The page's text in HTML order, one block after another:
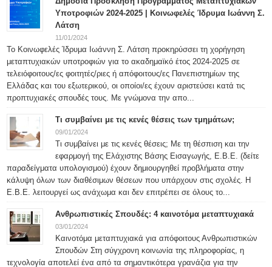
Υποτροφιών 2024-2025 | Κοινωφελές Ίδρυμα Ιωάννη Σ.
Λάτση
11/01/2024
Το Κοινωφελές Ίδρυμα Ιωάννη Σ. Λάτση προκηρύσσει τη χορήγηση
μεταπτυχιακών υποτροφιών για το ακαδημαϊκό έτος 2024-2025 σε
τελειόφοιτους/ες φοιτητές/ριες ή απόφοιτους/ες Πανεπιστημίων της
Ελλάδας και του εξωτερικού, οι οποίοι/ες έχουν αριστεύσει κατά τις
προπτυχιακές σπουδές τους. Με γνώμονα την απο...
Τι συμβαίνει με τις κενές θέσεις των τμημάτων;
09/01/2024
Τι συμβαίνει με τις κενές θέσεις; Με τη θέσπιση και την
εφαρμογή της Ελάχιστης Βάσης Εισαγωγής, Ε.Β.Ε. (δείτε
παραδείγματα υπολογισμού) έχουν δημιουργηθεί προβλήματα στην
κάλυψη όλων των διαθέσιμων θέσεων που υπάρχουν στις σχολές. Η
Ε.Β.Ε. λειτουργεί ως ανάχωμα και δεν επιτρέπει σε όλους το...
Ανθρωπιστικές Σπουδές: 4 καινοτόμα μεταπτυχιακά
03/01/2024
Καινοτόμα μεταπτυχιακά για απόφοιτους Ανθρωπιστικών
Σπουδών Στη σύγχρονη κοινωνία της πληροφορίας, η
τεχνολογία αποτελεί ένα από τα σημαντικότερα γρανάζια για την